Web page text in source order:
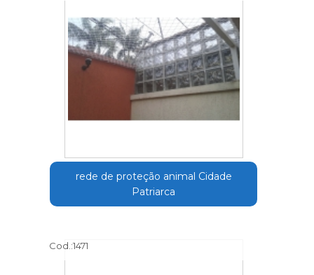
rede de proteção animal Cidade
Patriarca
Cod.:1471